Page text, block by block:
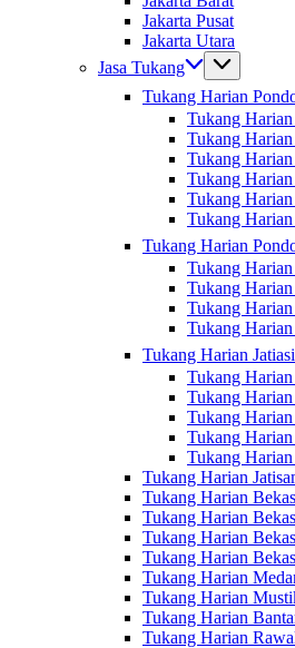
Jakarta Pusat
Jakarta Utara
Jasa Tukang
Tukang Harian
Tukang
Tukang
Tukang
Tukang
Tukang Harian
Tukang Harian
Tukang Harian
Tukang Harian
Tukang
Tukang
Tukang
Tukang Harian
Tukang
Tukang
Tukang
Tukang Harian
Tukang Harian
Tukang Harian
Tukang Harian
Tukang Harian
Tukang Harian
Tukang Harian
Tukang Harian
Tukang Harian
Tukang Harian
Tukang Harian